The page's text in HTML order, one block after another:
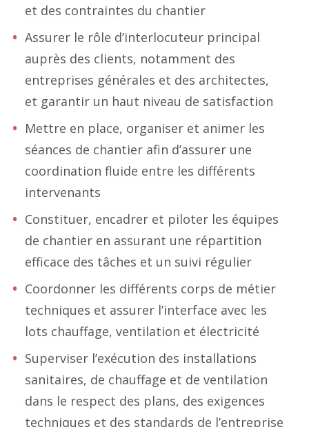
et des contraintes du chantier
Assurer le rôle d’interlocuteur principal
auprès des clients, notamment des
entreprises générales et des architectes,
et garantir un haut niveau de satisfaction
Mettre en place, organiser et animer les
séances de chantier afin d’assurer une
coordination fluide entre les différents
intervenants
Constituer, encadrer et piloter les équipes
de chantier en assurant une répartition
efficace des tâches et un suivi régulier
Coordonner les différents corps de métier
techniques et assurer l’interface avec les
lots chauffage, ventilation et électricité
Superviser l’exécution des installations
sanitaires, de chauffage et de ventilation
dans le respect des plans, des exigences
techniques et des standards de l’entreprise